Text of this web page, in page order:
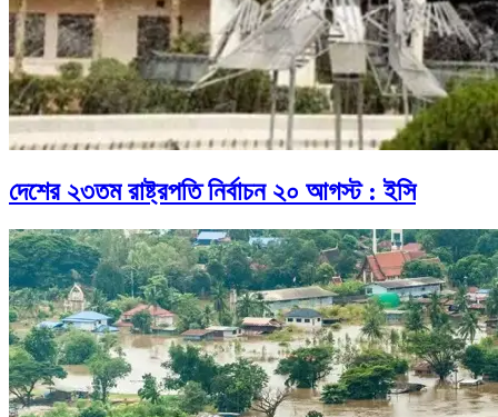
দেশের ২৩তম রাষ্ট্রপতি নির্বাচন ২০ আগস্ট : ইসি